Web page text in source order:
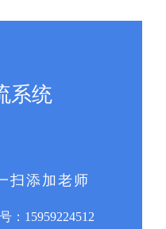
系统
扫添加老师
： 15959224512